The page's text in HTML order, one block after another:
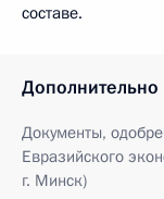
составе.
Дополнительно
Документы,
Евразийского
г. Минск)